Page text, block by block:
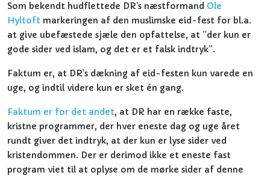
Som bekendt hudflettede DR’s næstformand Ole
Hyltoft markeringen af den muslimske eid-fest for bl.a.
at give ubefæstede sjæle den opfattelse, at ”der kun er
gode sider ved islam, og det er et falsk indtryk”.
Faktum er, at DR’s dækning af eid-festen kun varede en
uge, og indtil videre kun er sket én gang.
Faktum er for det andet, at DR har en række faste,
kristne programmer, der hver eneste dag og uge året
rundt giver det indtryk, at der kun er lyse sider ved
kristendommen. Der er derimod ikke et eneste fast
program viet til at oplyse om de mørke sider af denne